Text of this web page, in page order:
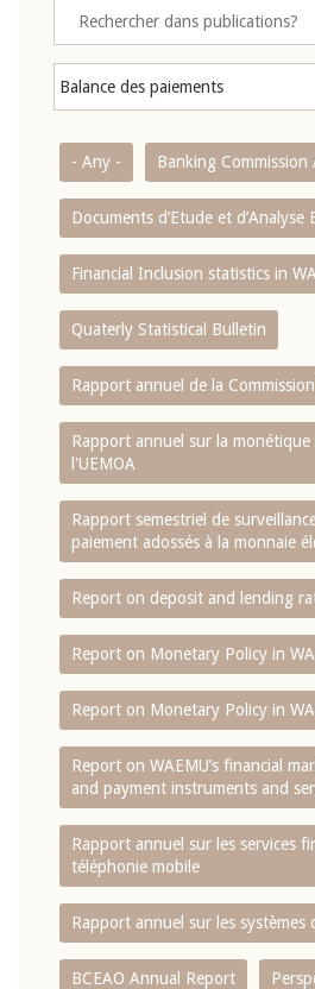
- Any - Banking
Documents d’Etude et d’Analyse
Financial Inclusion statistics in
Quaterly Statistical Bulletin
Rapport annuel de la
Rapport annuel sur la
l'UEMOA
Rapport semestriel de
paiement adossés à la monnaie
Report on deposit and lending
Report on Monetary Policy in
Report on Monetary Policy in
Report on WAEMU’s financial
and payment instruments and
Rapport annuel sur les services
téléphonie mobile
Rapport annuel sur les systèmes
BCEAO Annual Report